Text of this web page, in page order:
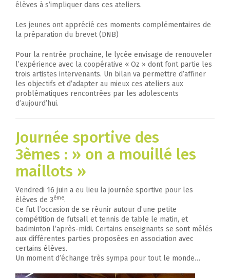
élèves à s’impliquer dans ces ateliers.
Les jeunes ont apprécié ces moments complémentaires de
la préparation du brevet (DNB)
Pour la rentrée prochaine, le lycée envisage de renouveler
l’expérience avec la coopérative « Oz » dont font partie les
trois artistes intervenants. Un bilan va permettre d’affiner
les objectifs et d’adapter au mieux ces ateliers aux
problématiques rencontrées par les adolescents
d’aujourd’hui.
Journée sportive des
3èmes : » on a mouillé les
maillots »
Vendredi 16 juin a eu lieu la journée sportive pour les
élèves de 3ème.
Ce fut l’occasion de se réunir autour d’une petite
compétition de futsall et tennis de table le matin, et
badminton l’après-midi. Certains enseignants se sont mêlés
aux différentes parties proposées en association avec
certains élèves.
Un moment d’échange très sympa pour tout le monde…